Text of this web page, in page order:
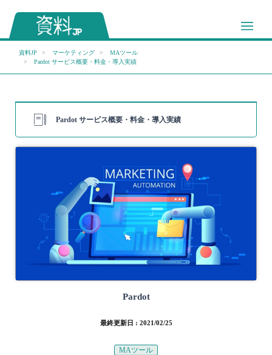
資料JP マーケティング
MAツール
Pardot サービス概要・料金・導入実績
Pardot サービス概要・料金・導入実績
Pardot
最終更新日 : 2021/02/25
MAツール